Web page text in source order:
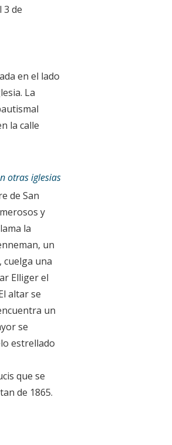
3 de
en el lado
La
la calle
otras iglesias
de San
y
la
un
cuelga una
Elliger el
altar se
un
se
estrellado
que se
de 1865.